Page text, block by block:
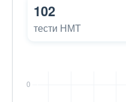
102
тести НМТ